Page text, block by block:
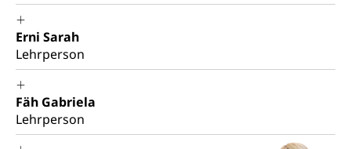
Erni Sarah
Lehrperson
Fäh Gabriela
Lehrperson
Abfall
Abfallentsorgung, Kehrichtabfuhr, Müllabfuhr
Boden, Natur und Landschaft
Naturschutz, Umweltschutz
Natur (Dienststelle Landwirtschaft und
Chemie und Gifte